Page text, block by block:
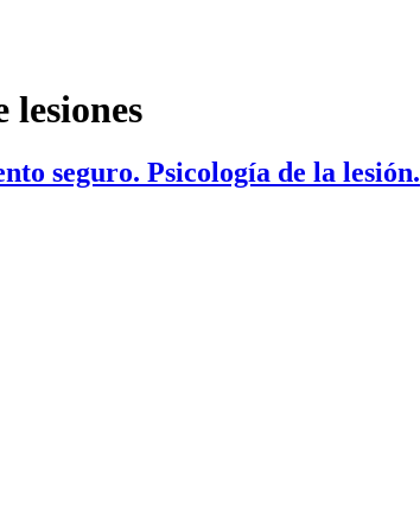
lesiones
seguro. Psicología de la lesión.